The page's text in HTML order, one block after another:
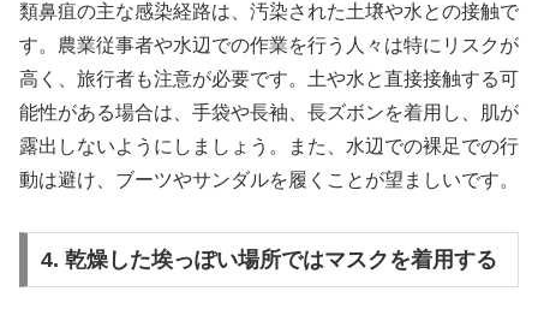
類鼻疽の主な感染経路は、汚染された土壌や水との接触で
す。農業従事者や水辺での作業を行う人々は特にリスクが
高く、旅行者も注意が必要です。土や水と直接接触する可
能性がある場合は、手袋や長袖、長ズボンを着用し、肌が
露出しないようにしましょう。また、水辺での裸足での行
動は避け、ブーツやサンダルを履くことが望ましいです。
4. 乾燥した埃っぽい場所ではマスクを着用する